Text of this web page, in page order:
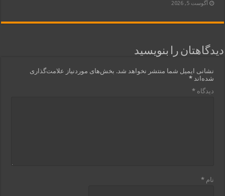
آگوست 5, 2026
دیدگاهتان را بنویسید
نشانی ایمیل شما منتشر نخواهد شد. بخش‌های موردنیاز علامت‌گذاری
شده‌اند*
دیدگاه*
نام*